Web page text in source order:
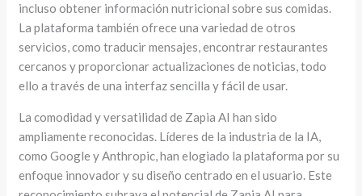
incluso obtener información nutricional sobre sus comidas.
La plataforma también ofrece una variedad de otros
servicios, como traducir mensajes, encontrar restaurantes
cercanos y proporcionar actualizaciones de noticias, todo
ello a través de una interfaz sencilla y fácil de usar.
La comodidad y versatilidad de Zapia AI han sido
ampliamente reconocidas. Líderes de la industria de la IA,
como Google y Anthropic, han elogiado la plataforma por su
enfoque innovador y su diseño centrado en el usuario. Este